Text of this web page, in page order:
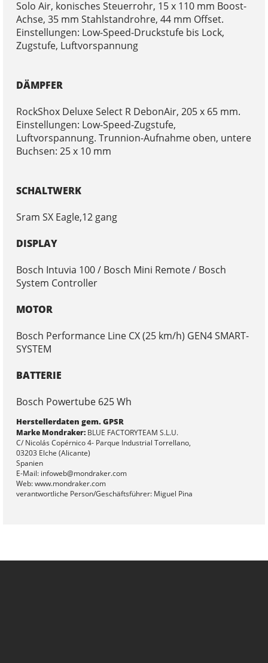
Solo Air, konisches Steuerrohr, 15 x 110 mm Boost-
Achse, 35 mm Stahlstandrohre, 44 mm Offset.
Einstellungen: Low-Speed-Druckstufe bis Lock,
Zugstufe, Luftvorspannung
DÄMPFER
RockShox Deluxe Select R DebonAir, 205 x 65 mm.
Einstellungen: Low-Speed-Zugstufe,
Luftvorspannung. Trunnion-Aufnahme oben, untere
Buchsen: 25 x 10 mm
SCHALTWERK
Sram SX Eagle,12 gang
DISPLAY
Bosch Intuvia 100 / Bosch Mini Remote / Bosch
System Controller
MOTOR
Bosch Performance Line CX (25 km/h) GEN4 SMART-
SYSTEM
BATTERIE
Bosch Powertube 625 Wh
Herstellerdaten gem. GPSR
Marke Mondraker:BLUE FACTORYTEAM S.L.U.
C/ Nicolás Copérnico 4- Parque Industrial Torrellano,
03203 Elche (Alicante)
Spanien
E-Mail: infoweb@mondraker.com
Web: www.mondraker.com
verantwortliche Person/Geschäftsführer: Miguel Pina